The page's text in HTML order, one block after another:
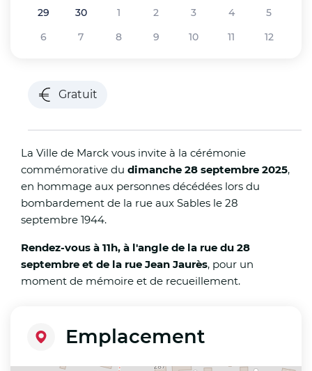
29
30 1 2 3 4
5
6
7 8 9 10 11 12
Gratuit
La Ville de Marck vous invite à la cérémonie
commémorative du dimanche 28 septembre 2025,
en hommage aux personnes décédées lors du
bombardement de la rue aux Sables le 28
septembre 1944.
Rendez-vous à 11h, à l'angle de la rue du 28
septembre et de la rue Jean Jaurès, pour un
moment de mémoire et de recueillement.
Emplacement